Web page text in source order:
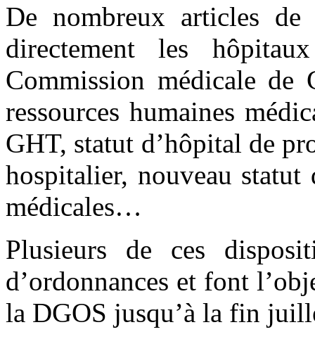
De nombreux articles
directement les
Commission médicale de
ressources humaines
GHT, statut d’hôpital de
hospitalier, nouveau statut
médicales…
Plusieurs de ces
d’ordonnances et font
la DGOS jusqu’à la fin